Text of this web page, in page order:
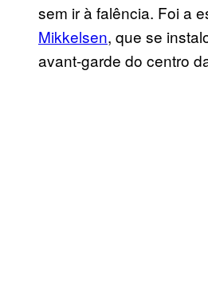
sem ir à falência. Foi a
Mikkelsen, que se
avant-garde do centro